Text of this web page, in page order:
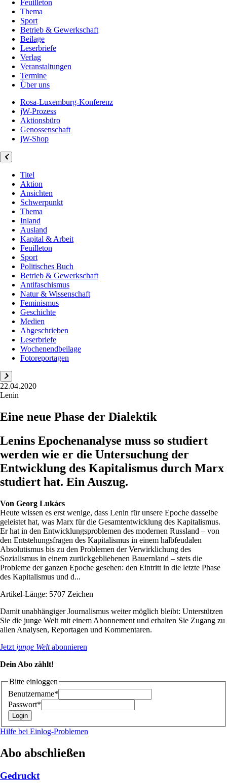
Feuilleton
Thema
Sport
Betrieb & Gewerkschaft
Beilage
Leserbriefe
Verlag
Veranstaltungen
Termine
Über uns
Rosa-Luxemburg-Konferenz
jW-Prozess
Aktionsbüro
Genossenschaft
jW-Shop
Titel
Aktion
Ansichten
Schwerpunkt
Thema
Inland
Ausland
Kapital & Arbeit
Feuilleton
Sport
Politisches Buch
Betrieb & Gewerkschaft
Antifaschismus
Natur & Wissenschaft
Feminismus
Geschichte
Medien
Abgeschrieben
Leserbriefe
Wochenendbeilage
Fotoreportagen
22.04.2020
Lenin
Eine neue Phase der Dialektik
Lenins Epochenanalyse muss so studiert
werden wie er die Untersuchung der
Entwicklung des Kapitalismus durch Marx
studiert hat. Ein Auszug.
Von Georg Lukács
Heute wissen es erst wenige, dass Lenin für unsere Epoche dasselbe
geleistet hat, was Marx für die Gesamtentwicklung des Kapitalismus.
Er hat in den Entwicklungsproblemen des modernen Russland – von
den Entstehungsfragen des Kapitalismus in einem halbfeudalen
Absolutismus bis zu den Problemen der Verwirklichung des
Sozialismus in einem zurückgebliebenen Bauernland – stets die
Probleme der ganzen Epoche gesehen: den Eintritt in die letzte Phase
des Kapitalismus und d...
Artikel-Länge: 5707 Zeichen
Damit unabhängiger Journalismus weiter möglich bleibt: Unterstützen
Sie die junge Welt mit einem Abonnement und erhalten Sie Zugang zu
allen Analysen, Reportagen und Kommentaren.
Jetzt junge Weltabonnieren
Dein Abo zählt!
Bitte einloggen
Benutzername*
Passwort*
Hilfe bei Einlog-Problemen
Abo abschließen
Gedruckt